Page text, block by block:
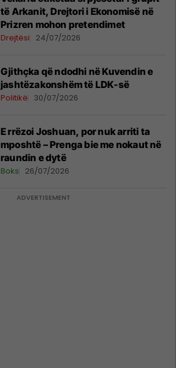
të Arkanit, Drejtori i Ekonomisë në
Prizren mohon pretendimet
Drejtësi 24/07/2026
Gjithçka që ndodhi në Kuvendin e
jashtëzakonshëm të LDK-së
Politikë 30/07/2026
E rrëzoi Joshuan, por nuk arriti ta
mposhtë – Prenga bie me nokaut në
raundin e dytë
Boks 26/07/2026